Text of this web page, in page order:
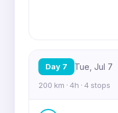
Day 7 Tue, Jul 7
200 km · 4h · 4 stops